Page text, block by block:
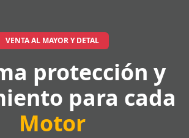
VENTA AL MAYOR Y DETAL
protección y
para cada
Motor